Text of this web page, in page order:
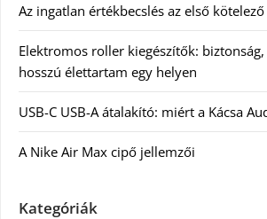
Az ingatlan értékbecslés az első
Elektromos roller kiegészítők:
hosszú élettartam egy helyen
USB-C USB-A átalakító: miért a Kácsa
A Nike Air Max cipő jellemzői
Kategóriák